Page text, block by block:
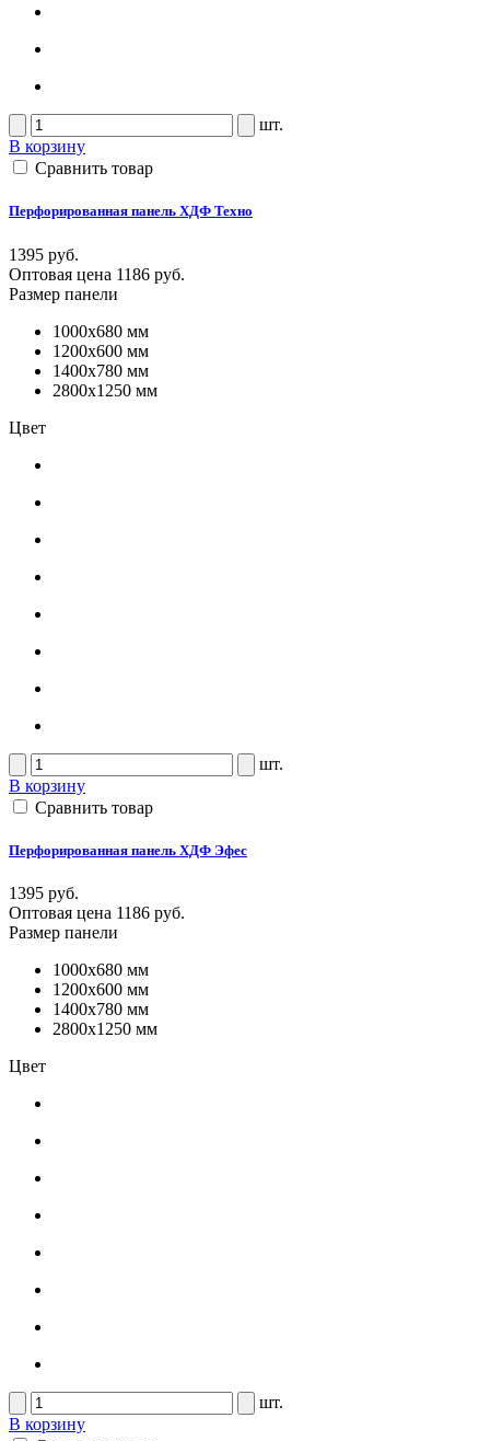
шт.
В корзину
Сравнить товар
Перфорированная панель ХДФ Техно
1395 руб.
Оптовая цена 1186 руб.
Размер панели
1000x680 мм
1200x600 мм
1400x780 мм
2800x1250 мм
Цвет
шт.
В корзину
Сравнить товар
Перфорированная панель ХДФ Эфес
1395 руб.
Оптовая цена 1186 руб.
Размер панели
1000x680 мм
1200x600 мм
1400x780 мм
2800x1250 мм
Цвет
шт.
В корзину